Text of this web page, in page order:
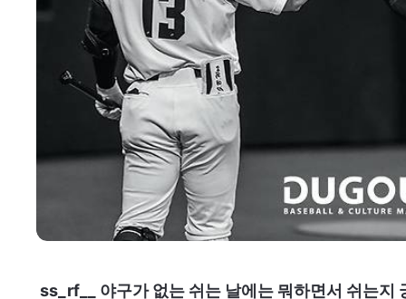
ss_rf__ 야구가 없는 쉬는 날에는 뭐하면서 쉬는지